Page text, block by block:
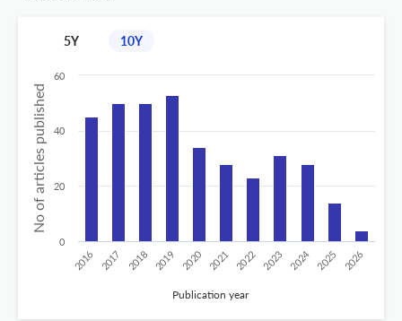
5Y 10Y
No of articles published
Publication year
2016 2017 2018 2019 2020 2021 2022 2023 2024 2025 2026
0
20
40
60